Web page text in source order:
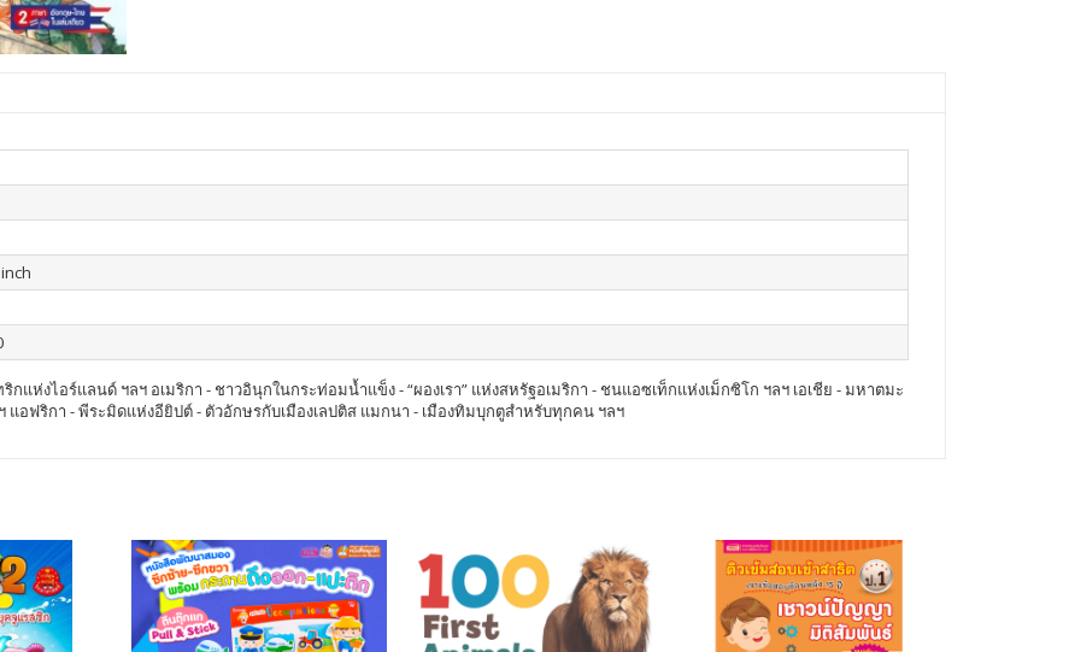
แห่งไอร์แลนด์ ฯลฯ อเมริกา - ชาวอินุกในกระท่อมน้ำแข็ง - “ผองเรา” แห่งสหรัฐอเมริกา - ชนแอซเท็กแห่งเม็กซิโก ฯลฯ เอเชีย - มหาตมะ
แอฟริกา - พีระมิดแห่งอียิปต์ - ตัวอักษรกับเมืองเลปติส แมกนา - เมืองทิมบุกตูสำหรับทุกคน ฯลฯ